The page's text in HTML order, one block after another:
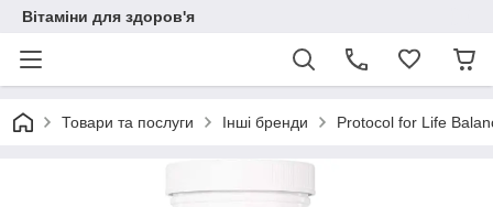
Вітаміни для здоров'я
Товари та послуги Інші бренди Protocol for Life